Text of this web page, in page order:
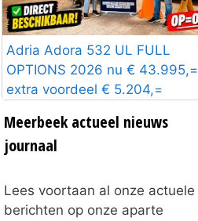
Adria Adora 532 UL FULL
OPTIONS 2026 nu € 43.995,=
extra voordeel € 5.204,=
Meerbeek actueel nieuws
journaal
Lees voortaan al onze actuele
berichten op onze aparte